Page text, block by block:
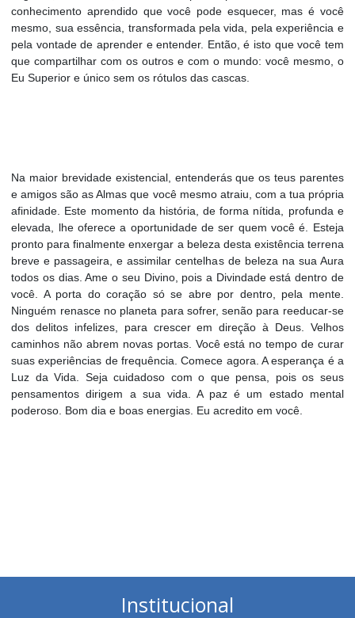
conhecimento aprendido que você pode esquecer, mas é você
mesmo, sua essência, transformada pela vida, pela experiência e
pela vontade de aprender e entender. Então, é isto que você tem
que compartilhar com os outros e com o mundo: você mesmo, o
Eu Superior e único sem os rótulos das cascas.
Na maior brevidade existencial, entenderás que os teus parentes
e amigos são as Almas que você mesmo atraiu, com a tua própria
afinidade. Este momento da história, de forma nítida, profunda e
elevada, lhe oferece a oportunidade de ser quem você é. Esteja
pronto para finalmente enxergar a beleza desta existência terrena
breve e passageira, e assimilar centelhas de beleza na sua Aura
todos os dias. Ame o seu Divino, pois a Divindade está dentro de
você. A porta do coração só se abre por dentro, pela mente.
Ninguém renasce no planeta para sofrer, senão para reeducar-se
dos delitos infelizes, para crescer em direção à Deus. Velhos
caminhos não abrem novas portas. Você está no tempo de curar
suas experiências de frequência. Comece agora. A esperança é a
Luz da Vida. Seja cuidadoso com o que pensa, pois os seus
pensamentos dirigem a sua vida. A paz é um estado mental
poderoso. Bom dia e boas energias. Eu acredito em você.
Institucional